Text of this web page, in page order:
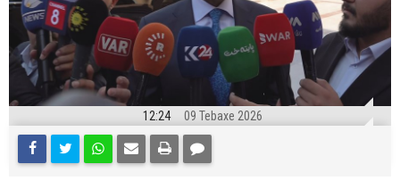
12:24 09 Tebaxe 2026